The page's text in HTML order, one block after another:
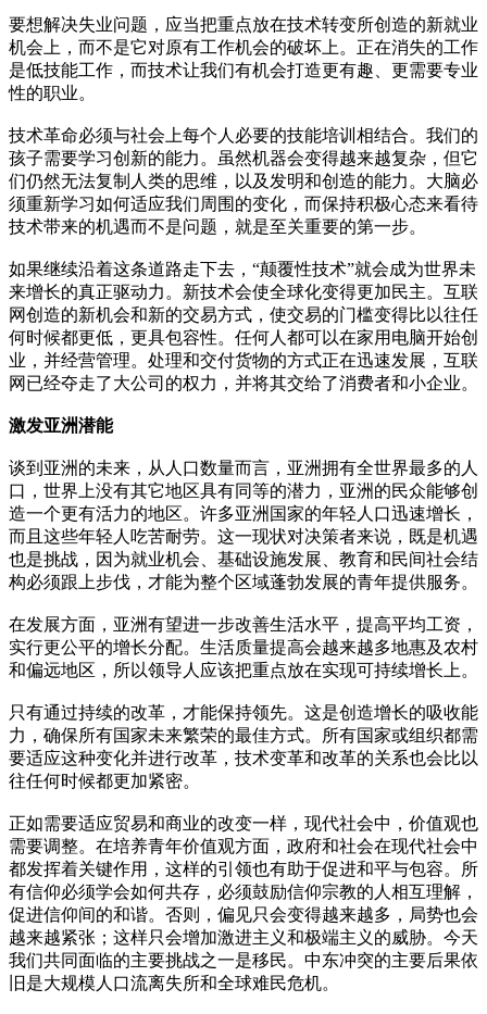
要想解决失业问题，应当把重点放在技术转变所创造的新就业
机会上，而不是它对原有工作机会的破坏上。正在消失的工作
是低技能工作，而技术让我们有机会打造更有趣、更需要专业
性的职业。
技术革命必须与社会上每个人必要的技能培训相结合。我们的
孩子需要学习创新的能力。虽然机器会变得越来越复杂，但它
们仍然无法复制人类的思维，以及发明和创造的能力。大脑必
须重新学习如何适应我们周围的变化，而保持积极心态来看待
技术带来的机遇而不是问题，就是至关重要的第一步。
如果继续沿着这条道路走下去，“颠覆性技术”就会成为世界未
来增长的真正驱动力。新技术会使全球化变得更加民主。互联
网创造的新机会和新的交易方式，使交易的门槛变得比以往任
何时候都更低，更具包容性。任何人都可以在家用电脑开始创
业，并经营管理。处理和交付货物的方式正在迅速发展，互联
网已经夺走了大公司的权力，并将其交给了消费者和小企业。
激发亚洲潜能
谈到亚洲的未来，从人口数量而言，亚洲拥有全世界最多的人
口，世界上没有其它地区具有同等的潜力，亚洲的民众能够创
造一个更有活力的地区。许多亚洲国家的年轻人口迅速增长，
而且这些年轻人吃苦耐劳。这一现状对决策者来说，既是机遇
也是挑战，因为就业机会、基础设施发展、教育和民间社会结
构必须跟上步伐，才能为整个区域蓬勃发展的青年提供服务。
在发展方面，亚洲有望进一步改善生活水平，提高平均工资，
实行更公平的增长分配。生活质量提高会越来越多地惠及农村
和偏远地区，所以领导人应该把重点放在实现可持续增长上。
只有通过持续的改革，才能保持领先。这是创造增长的吸收能
力，确保所有国家未来繁荣的最佳方式。所有国家或组织都需
要适应这种变化并进行改革，技术变革和改革的关系也会比以
往任何时候都更加紧密。
正如需要适应贸易和商业的改变一样，现代社会中，价值观也
需要调整。在培养青年价值观方面，政府和社会在现代社会中
都发挥着关键作用，这样的引领也有助于促进和平与包容。所
有信仰必须学会如何共存，必须鼓励信仰宗教的人相互理解，
促进信仰间的和谐。否则，偏见只会变得越来越多，局势也会
越来越紧张；这样只会增加激进主义和极端主义的威胁。今天
我们共同面临的主要挑战之一是移民。中东冲突的主要后果依
旧是大规模人口流离失所和全球难民危机。